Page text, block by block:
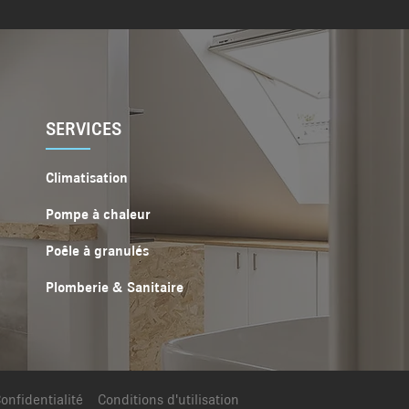
SERVICES
Climatisation
Pompe à chaleur
Poêle à granulés
Plomberie & Sanitaire
Conditions d'utilisation